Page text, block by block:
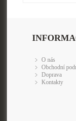
O nás
Obchodní
Doprava
Kontakty